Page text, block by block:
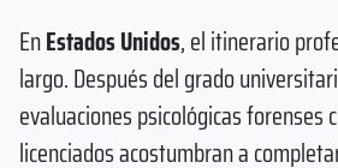
EnEstados Unidos, el itinerario
largo. Después del grado
evaluaciones psicológicas forenses
licenciados acostumbran a